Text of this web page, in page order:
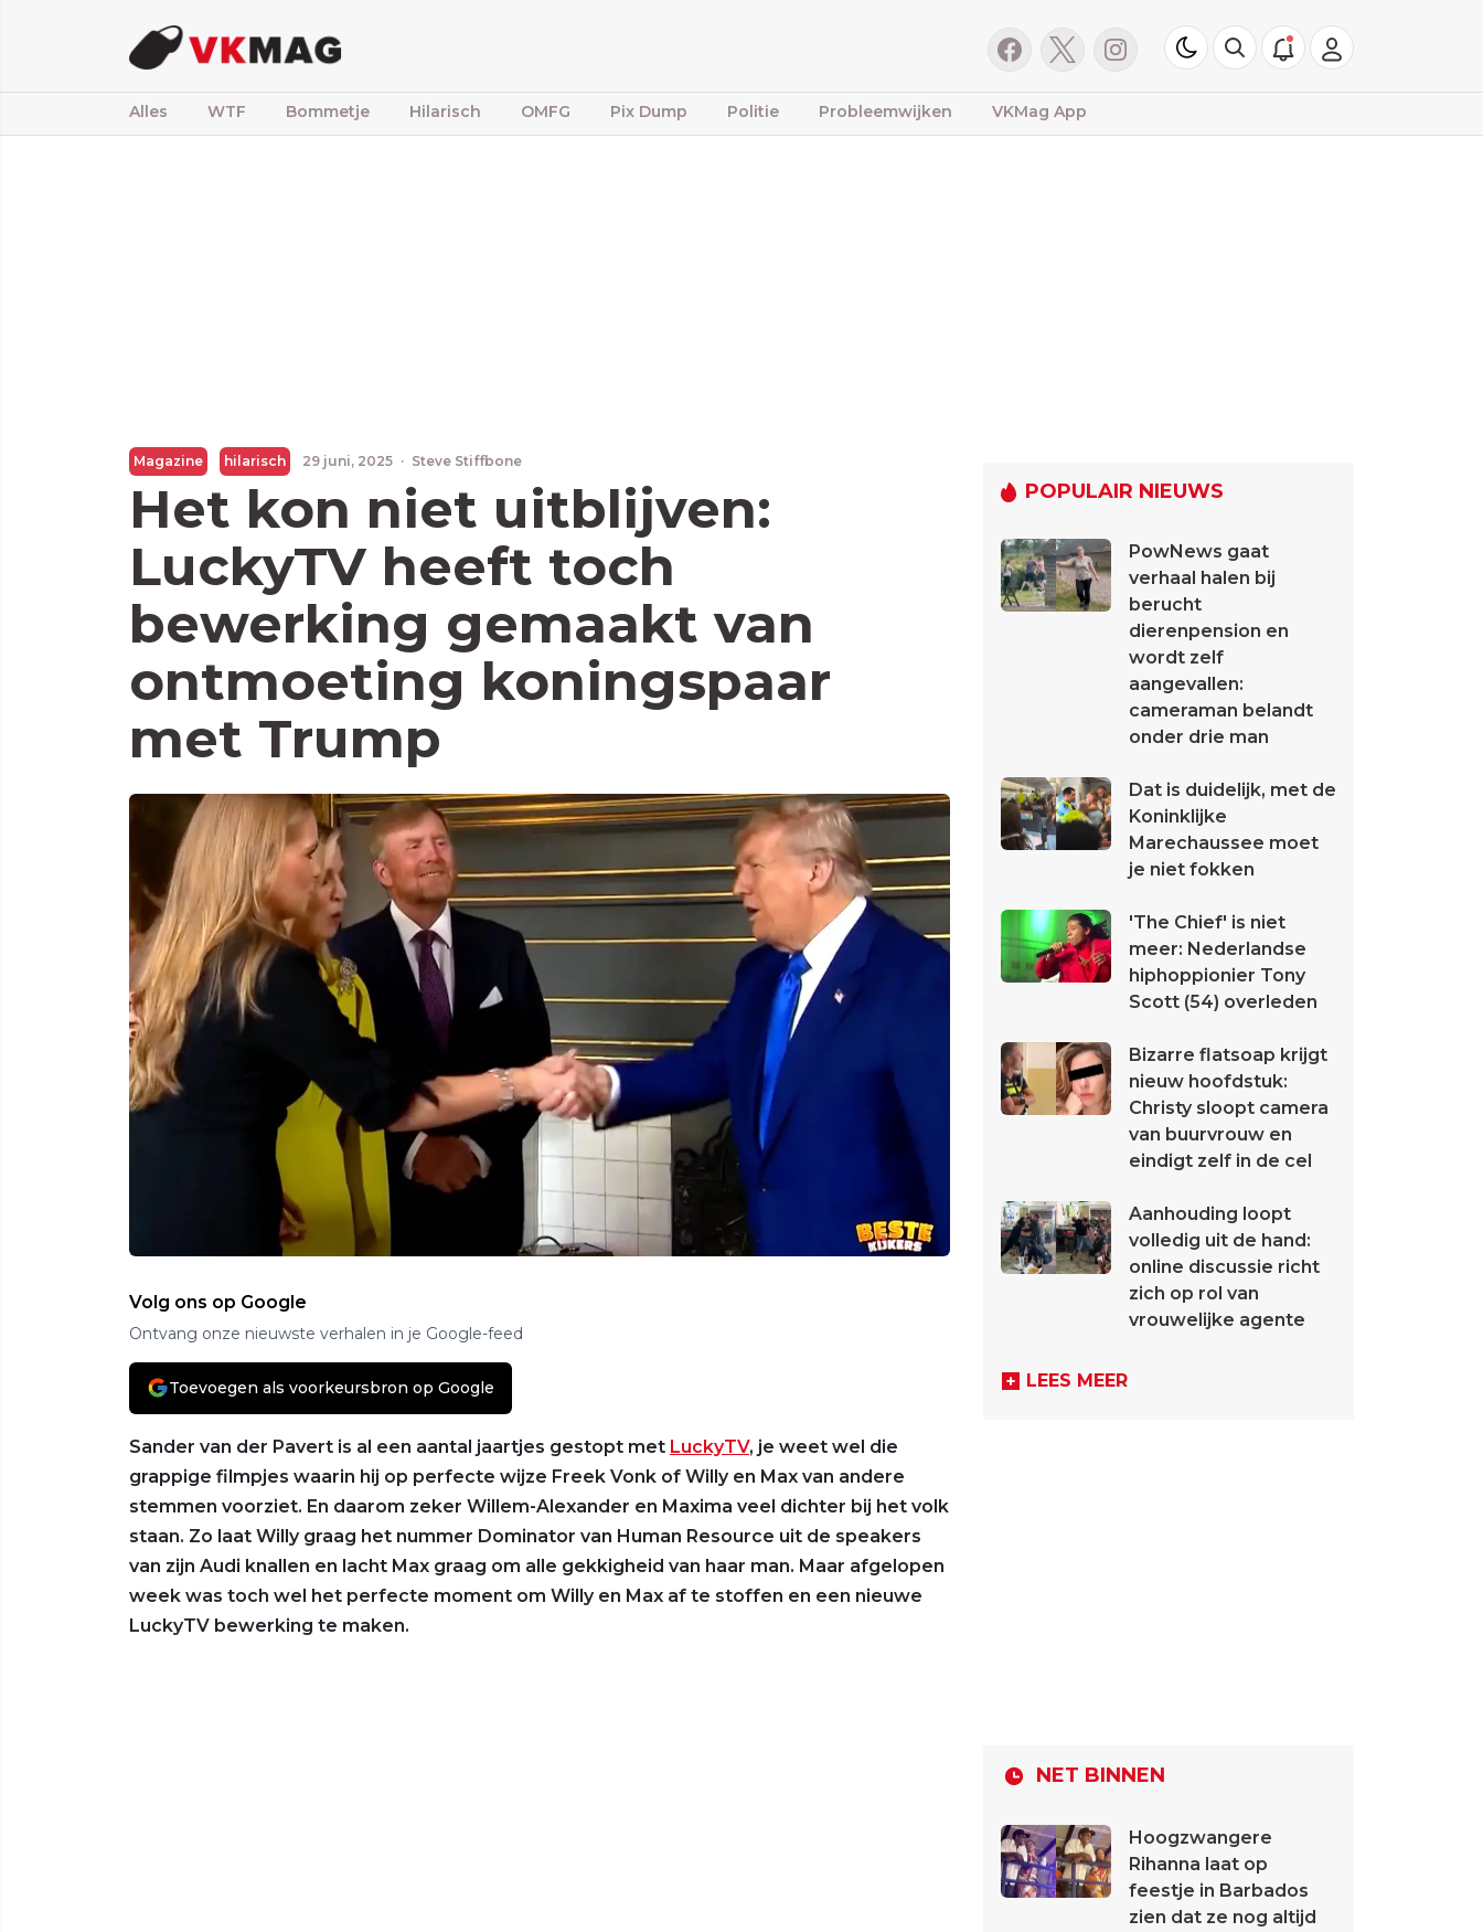
Alles WTF Bommetje Hilarisch OMFG Pix Dump Politie Probleemwijken VKMag App
Magazine hilarisch 29 juni, 2025 · Steve Stiffbone
Het kon niet uitblijven:
LuckyTV heeft toch
bewerking gemaakt van
ontmoeting koningspaar
met Trump
Volg ons op Google
Ontvang onze nieuwste verhalen in je Google-feed
Toevoegen als voorkeursbron op Google
Sander van der Pavert is al een aantal jaartjes gestopt met LuckyTV, je weet wel die
grappige filmpjes waarin hij op perfecte wijze Freek Vonk of Willy en Max van andere
stemmen voorziet. En daarom zeker Willem-Alexander en Maxima veel dichter bij het volk
staan. Zo laat Willy graag het nummer Dominator van Human Resource uit de speakers
van zijn Audi knallen en lacht Max graag om alle gekkigheid van haar man. Maar afgelopen
week was toch wel het perfecte moment om Willy en Max af te stoffen en een nieuwe
LuckyTV bewerking te maken.
POPULAIR NIEUWS
PowNews gaat
verhaal halen bij
berucht
dierenpension en
wordt zelf
aangevallen:
cameraman belandt
onder drie man
Dat is duidelijk, met de
Koninklijke
Marechaussee moet
je niet fokken
'The Chief' is niet
meer: Nederlandse
hiphoppionier Tony
Scott (54) overleden
Bizarre flatsoap krijgt
nieuw hoofdstuk:
Christy sloopt camera
van buurvrouw en
eindigt zelf in de cel
Aanhouding loopt
volledig uit de hand:
online discussie richt
zich op rol van
vrouwelijke agente
LEES MEER
NET BINNEN
Hoogzwangere
Rihanna laat op
feestje in Barbados
zien dat ze nog altijd